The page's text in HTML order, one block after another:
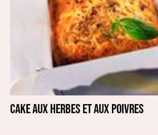
Cake aux herbes et aux poivres